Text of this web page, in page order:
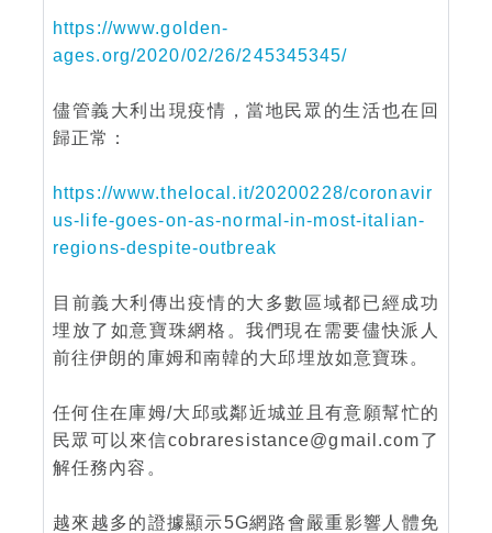
https://www.golden-
ages.org/2020/02/26/245345345/
儘管義大利出現疫情，當地民眾的生活也在回
歸正常：
https://www.thelocal.it/20200228/coronavir
us-life-goes-on-as-normal-in-most-italian-
regions-despite-outbreak
目前義大利傳出疫情的大多數區域都已經成功
埋放了如意寶珠網格。我們現在需要儘快派人
前往伊朗的庫姆和南韓的大邱埋放如意寶珠。
任何住在庫姆/大邱或鄰近城並且有意願幫忙的
民眾可以來信cobraresistance@gmail.com了
解任務內容。
越來越多的證據顯示5G網路會嚴重影響人體免